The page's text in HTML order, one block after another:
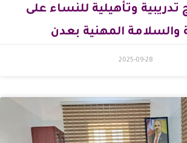
تدريبية وتأهيلية للنساء على
والسلامة المهنية بعدن
2025-09-28